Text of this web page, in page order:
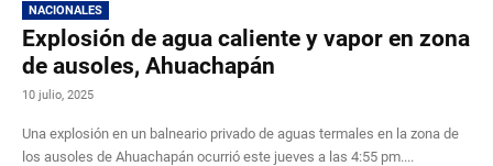
NACIONALES
Explosión de agua caliente y vapor en zona
de ausoles, Ahuachapán
10 julio, 2025
Una explosión en un balneario privado de aguas termales en la zona de
los ausoles de Ahuachapán ocurrió este jueves a las 4:55 pm....